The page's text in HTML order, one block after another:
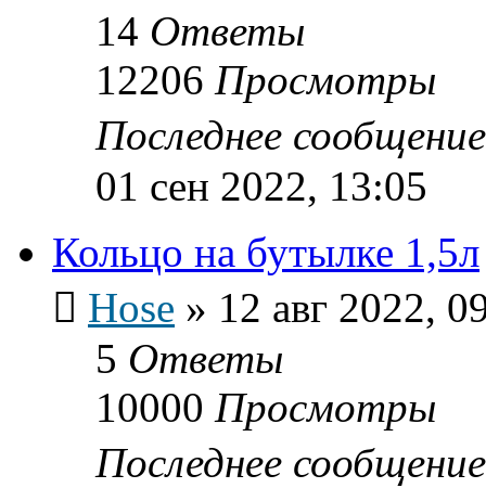
14 Ответы
12206 Просмотры
Последнее
01 сен 2022, 13:05
Кольцо на бутылке 1,5л
Hose » 12 авг 2022,
5 Ответы
10000 Просмотры
Последнее